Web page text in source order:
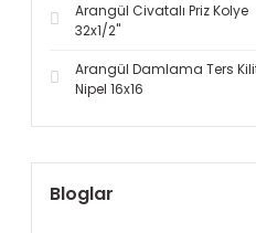
Arangül Civatalı Priz Kolye
32x1/2''
Arangül Damlama Ters
Nipel 16x16
Bloglar